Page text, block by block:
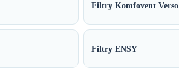
Filtry Komfovent Verso
Filtry ENSY